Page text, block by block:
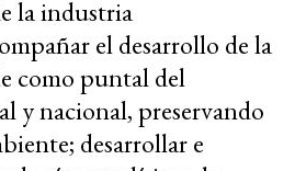
la industria
el desarrollo de la
como puntal del
y nacional, preservando
desarrollar e